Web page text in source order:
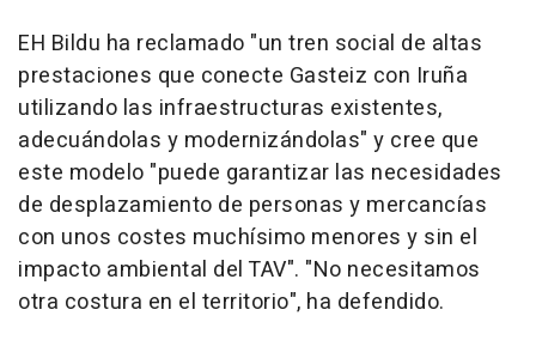
EH Bildu ha reclamado "un tren social de altas
prestaciones que conecte Gasteiz con Iruña
utilizando las infraestructuras existentes,
adecuándolas y modernizándolas" y cree que
este modelo "puede garantizar las necesidades
de desplazamiento de personas y mercancías
con unos costes muchísimo menores y sin el
impacto ambiental del TAV". "No necesitamos
otra costura en el territorio", ha defendido.